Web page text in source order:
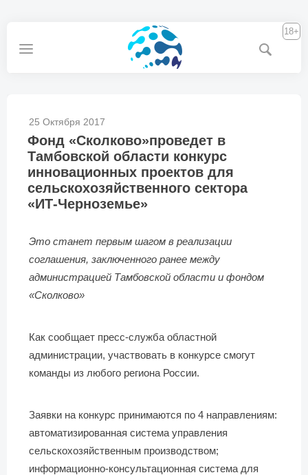
18+
25 Октября 2017
Фонд «Сколково»проведет в
Тамбовской области конкурс
инновационных проектов для
сельскохозяйственного сектора
«ИТ-Черноземье»
Это станет первым шагом в реализации
соглашения, заключенного ранее между
администрацией Тамбовской области и фондом
«Сколково»
Как сообщает пресс-служба областной
администрации, участвовать в конкурсе смогут
команды из любого региона России.
Заявки на конкурс принимаются по 4 направлениям:
автоматизированная система управления
сельскохозяйственным производством;
информационно-консультационная система для